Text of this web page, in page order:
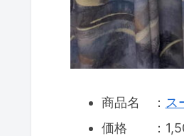
商品名 ： ス
価格 ：